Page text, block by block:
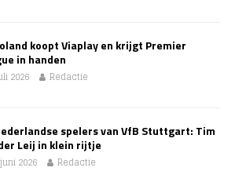
koopt Viaplay en krijgt Premier
in handen
2026 Redactie
spelers van VfB Stuttgart: Tim
Leij in klein rijtje
2026 Redactie